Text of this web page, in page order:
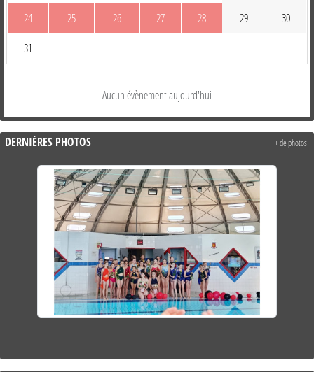
24 25 26 27 28 29 30
31
Aucun évènement aujourd'hui
DERNIÈRES PHOTOS + de photos